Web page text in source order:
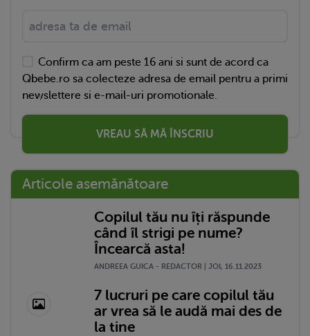
Confirm ca am peste 16 ani si sunt de acord ca
Qbebe.ro sa colecteze adresa de email pentru a primi
newslettere si e-mail-uri promotionale.
VREAU SĂ MĂ ÎNSCRIU
Articole asemănătoare
Copilul tău nu îți răspunde
când îl strigi pe nume?
Încearcă asta!
ANDREEA GUICA - REDACTOR | JOI, 16.11.2023
7 lucruri pe care copilul tău
ar vrea să le audă mai des de
la tine